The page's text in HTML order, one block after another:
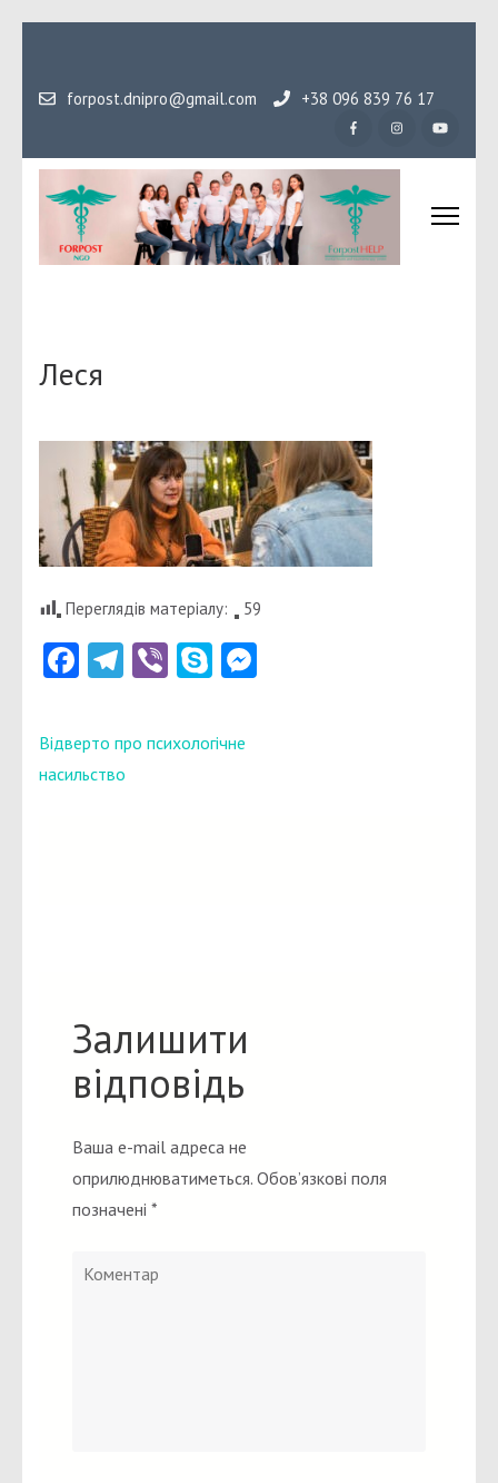
вмісту
Enter)
forpost.dnipro@gmail.com +38 096 839 76 17
Леся
Переглядів матеріалу: 59
Facebook
Telegram
ViberSkype
Навігація
записів
Відверто про психологічне
насильство
Залишити
відповідь
Ваша e-mail адреса не
оприлюднюватиметься. Обов’язкові поля
позначені *
Коментар